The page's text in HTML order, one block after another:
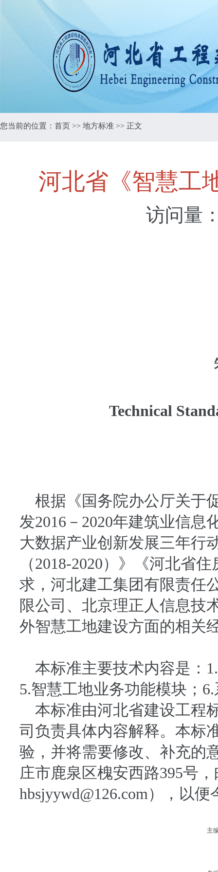
您当前的位置： 首页 >> 地方标准 >> 正文
河北省《智慧工
访问量
Technical
根据《国务院办公厅关于
发2016 － 2020年建筑业信息
大数据产业创新发展三年行
（2018-2020）》《河北省住
求，河北建工集团有限责任
限公司、北京理正人信息技
外智慧工地建设方面的相关
本标准主要技术内容是： 1.
5.智慧工地业务功能模块； 6.
本标准由河北省建设工程
司负责具体内容解释。本标
验，并将需要修改、补充的
庄市鹿泉区槐安西路395号，
hbsjyywd@126.com），以便
主